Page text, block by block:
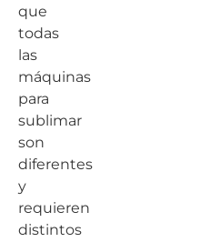
que
todas
las
máquinas
para
sublimar
son
diferentes
y
requieren
distintos